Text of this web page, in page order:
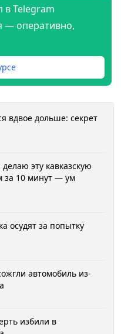
в Telegram
— оперативно,
вдвое дольше: секрет
эту кавказскую
за 10 минут — ум
осудят за попытку
автомобиль из-
избили в